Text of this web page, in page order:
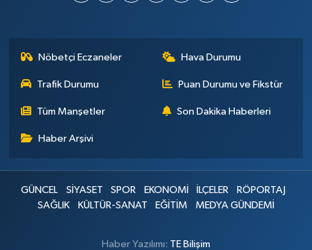
Nöbetçi Eczaneler Hava Durumu
Trafik Durumu Puan Durumu ve Fikstür
Tüm Manşetler Son Dakika Haberleri
Haber Arşivi
GÜNCEL SİYASET SPOR EKONOMİ İLÇELER
RÖPORTAJ
SAĞLIK
KÜLTÜR-SANAT EĞİTİM MEDYA GÜNDEMİ
Haber Yazılımı: TE Bilişim